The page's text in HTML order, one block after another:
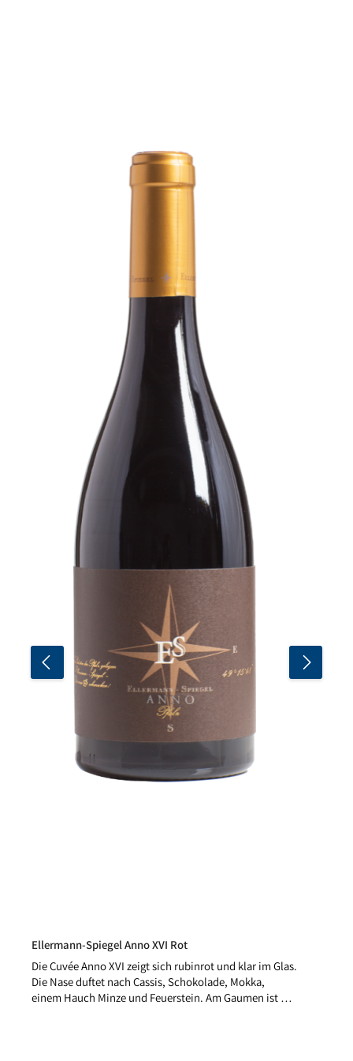
Ellermann-Spiegel Anno XVI Rot
Die Cuvée Anno XVI zeigt sich rubinrot und klar im Glas.
Die Nase duftet nach Cassis, Schokolade, Mokka,
einem Hauch Minze und Feuerstein. Am Gaumen ist er